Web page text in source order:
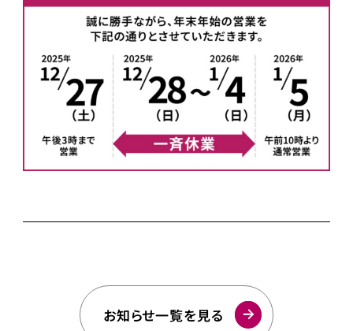
お知らせ一覧を見る